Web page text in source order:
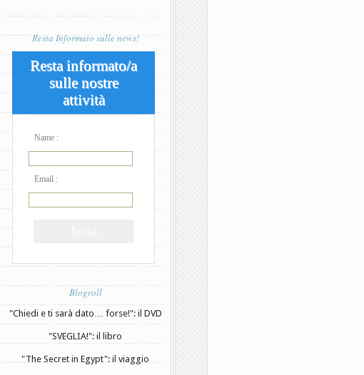
Resta Informato sulle news!
Resta informato/a
sulle nostre
attività
Name :
Email :
Blogroll
"Chiedi e ti sarà dato… forse!": il DVD
"SVEGLIA!": il libro
"The Secret in Egypt": il viaggio